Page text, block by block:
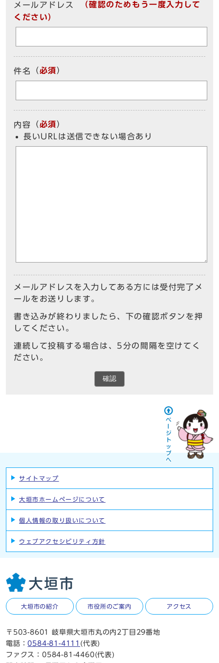
メールアドレス
（確認のためもう一度入力して
ください）
件名 （必須）
内容 （必須）
長いURLは送信できない場合あり
メールアドレスを入力してある方には受付完了メ
ールをお送りします。
書き込みが終わりましたら、下の確認ボタンを押
してください。
連続して投稿する場合は、5分の間隔を空けてく
ださい。
確認
サイトマップ
大垣市ホームページについて
個人情報の取り扱いについて
ウェブアクセシビリティ方針
大垣市の紹介 市役所のご案内 アクセス
〒503-8601 岐阜県大垣市丸の内2丁目29番地
電話：0584-81-4111 (代表)
ファクス：0584-81-4460(代表)